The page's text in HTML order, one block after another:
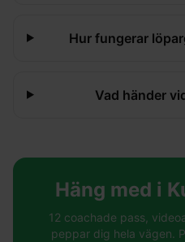
Hur fungerar
Vad händer
Häng med i
12 coachade pass,
peppar dig hela vägen.